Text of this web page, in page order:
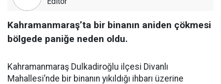
Kahramanmaraş’ta bir binanın aniden çökmesi
bölgede paniğe neden oldu.
Kahramanmaraş Dulkadiroğlu ilçesi Divanlı
Mahallesi’nde bir binanın yıkıldığı ihbarı üzerine